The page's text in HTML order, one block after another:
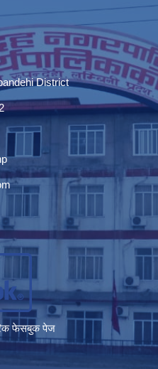
District
फेसबुक पेज